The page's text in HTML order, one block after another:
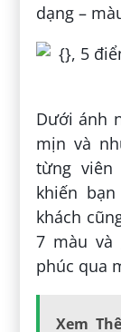
dạng –
Dưới ánh
mịn và
từng
khiến
khách
7 màu và
phúc qua
Xem